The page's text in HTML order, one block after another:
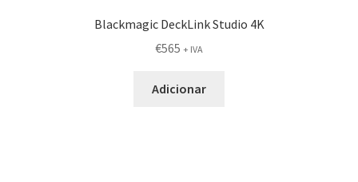
Blackmagic DeckLink Studio 4K
€565 + IVA
Adicionar